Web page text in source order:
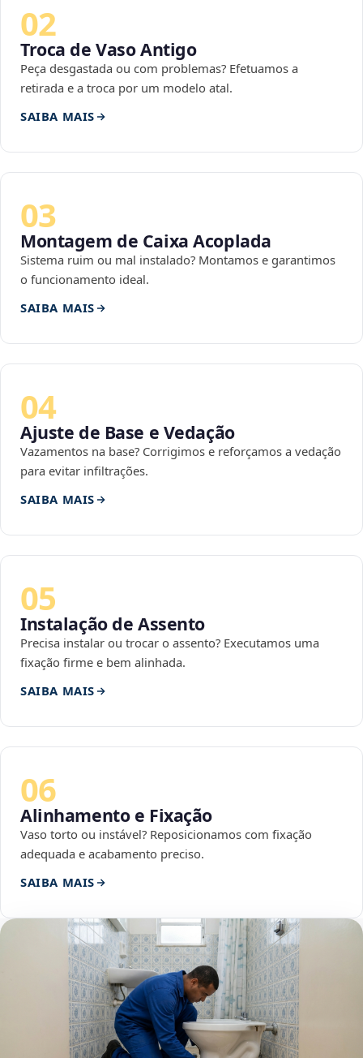
02
Troca de Vaso Antigo
Peça desgastada ou com problemas? Efetuamos a
retirada e a troca por um modelo atal.
SAIBA MAIS
03
Montagem de Caixa Acoplada
Sistema ruim ou mal instalado? Montamos e garantimos
o funcionamento ideal.
SAIBA MAIS
04
Ajuste de Base e Vedação
Vazamentos na base? Corrigimos e reforçamos a vedação
para evitar infiltrações.
SAIBA MAIS
05
Instalação de Assento
Precisa instalar ou trocar o assento? Executamos uma
fixação firme e bem alinhada.
SAIBA MAIS
06
Alinhamento e Fixação
Vaso torto ou instável? Reposicionamos com fixação
adequada e acabamento preciso.
SAIBA MAIS